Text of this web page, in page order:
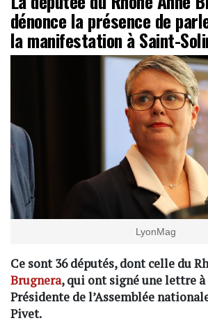
dénonce la présence de
la manifestation à Saint-
LyonMag
Ce sont 36 députés, dont celle du
Brugnera, qui ont signé une lettre
Présidente de l’Assemblée
Pivet.